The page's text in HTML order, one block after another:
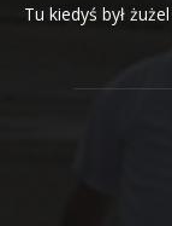
Tu kiedyś był żużel